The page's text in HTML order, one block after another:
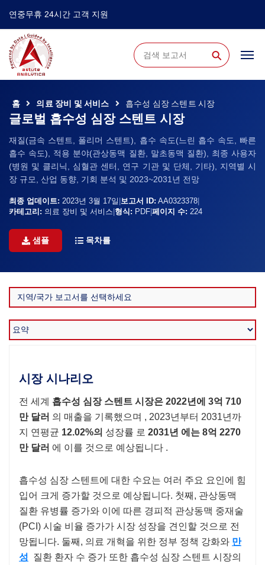
연중무휴 24시간 고객 지원
⚲
홈 의료 장비 및 서비스 흡수성 심장 스텐트 시장
글로벌 흡수성 심장 스텐트 시장
재질(금속 스텐트, 폴리머 스텐트), 흡수 속도(느린 흡수 속도, 빠른
흡수 속도), 적용 분야(관상동맥 질환, 말초동맥 질환), 최종 사용자
(병원 및 클리닉, 심혈관 센터, 연구 기관 및 단체, 기타), 지역별 시
장 규모, 산업 동향, 기회 분석 및 2023~2031년 전망
최종 업데이트: 2023년 3월 17일 보고서 ID: AA0323378
카테고리: 의료 장비 및 서비스 형식: PDF 페이지 수: 224
샘플 목차를
시장 시나리오
전 세계 흡수성 심장 스텐트 시장은 2022년에 3억 710
만 달러 의 매출을 기록했으며 , 2023년부터 2031년까
지 연평균 12.02%의 성장률 로 2031년 에는 8억 2270
만 달러 에 이를 것으로 예상됩니다 .
흡수성 심장 스텐트에 대한 수요는 여러 주요 요인에 힘
입어 크게 증가할 것으로 예상됩니다. 첫째, 관상동맥
질환 유병률 증가와 이에 따른 경피적 관상동맥 중재술
(PCI) 시술 비율 증가가 시장 성장을 견인할 것으로 전
망됩니다. 둘째, 의료 개혁을 위한 정부 정책 강화와 만
성 질환 환자 수 증가 또한 흡수성 심장 스텐트 시장의